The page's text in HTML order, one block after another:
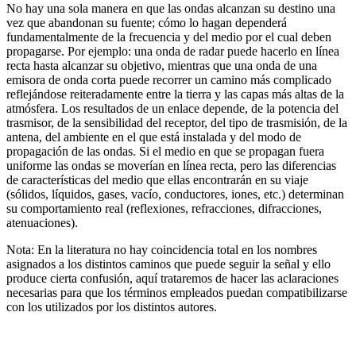
No hay una sola manera en que las ondas alcanzan su destino una
vez que abandonan su fuente; cómo lo hagan dependerá
fundamentalmente de la frecuencia y del medio por el cual deben
propagarse. Por ejemplo: una onda de radar puede hacerlo en línea
recta hasta alcanzar su objetivo, mientras que una onda de una
emisora de onda corta puede recorrer un camino más complicado
reflejándose reiteradamente entre la tierra y las capas más altas de la
atmósfera. Los resultados de un enlace depende, de la potencia del
trasmisor, de la sensibilidad del receptor, del tipo de trasmisión, de la
antena, del ambiente en el que está instalada y del modo de
propagación de las ondas. Si el medio en que se propagan fuera
uniforme las ondas se moverían en línea recta, pero las diferencias
de características del medio que ellas encontrarán en su viaje
(sólidos, líquidos, gases, vacío, conductores, iones, etc.) determinan
su comportamiento real (reflexiones, refracciones, difracciones,
atenuaciones).
Nota: En la literatura no hay coincidencia total en los nombres
asignados a los distintos caminos que puede seguir la señal y ello
produce cierta confusión, aquí trataremos de hacer las aclaraciones
necesarias para que los términos empleados puedan compatibilizarse
con los utilizados por los distintos autores.